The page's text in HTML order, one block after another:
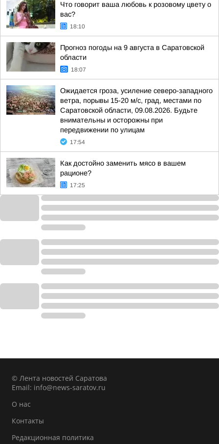
Что говорит ваша любовь к розовому цвету о
вас?
18:10
Прогноз погоды на 9 августа в Саратовской
области
18:07
Ожидается гроза, усиление северо-западного
ветра, порывы 15-20 м/с, град, местами по
Саратовской области, 09.08.2026. Будьте
внимательны и осторожны при
передвижении по улицам
17:54
Как достойно заменить мясо в вашем
рационе?
17:25
© Лента новостей Саратова
Email: info@news-saratov.ru
О нас
Контакты
Редакционная политика